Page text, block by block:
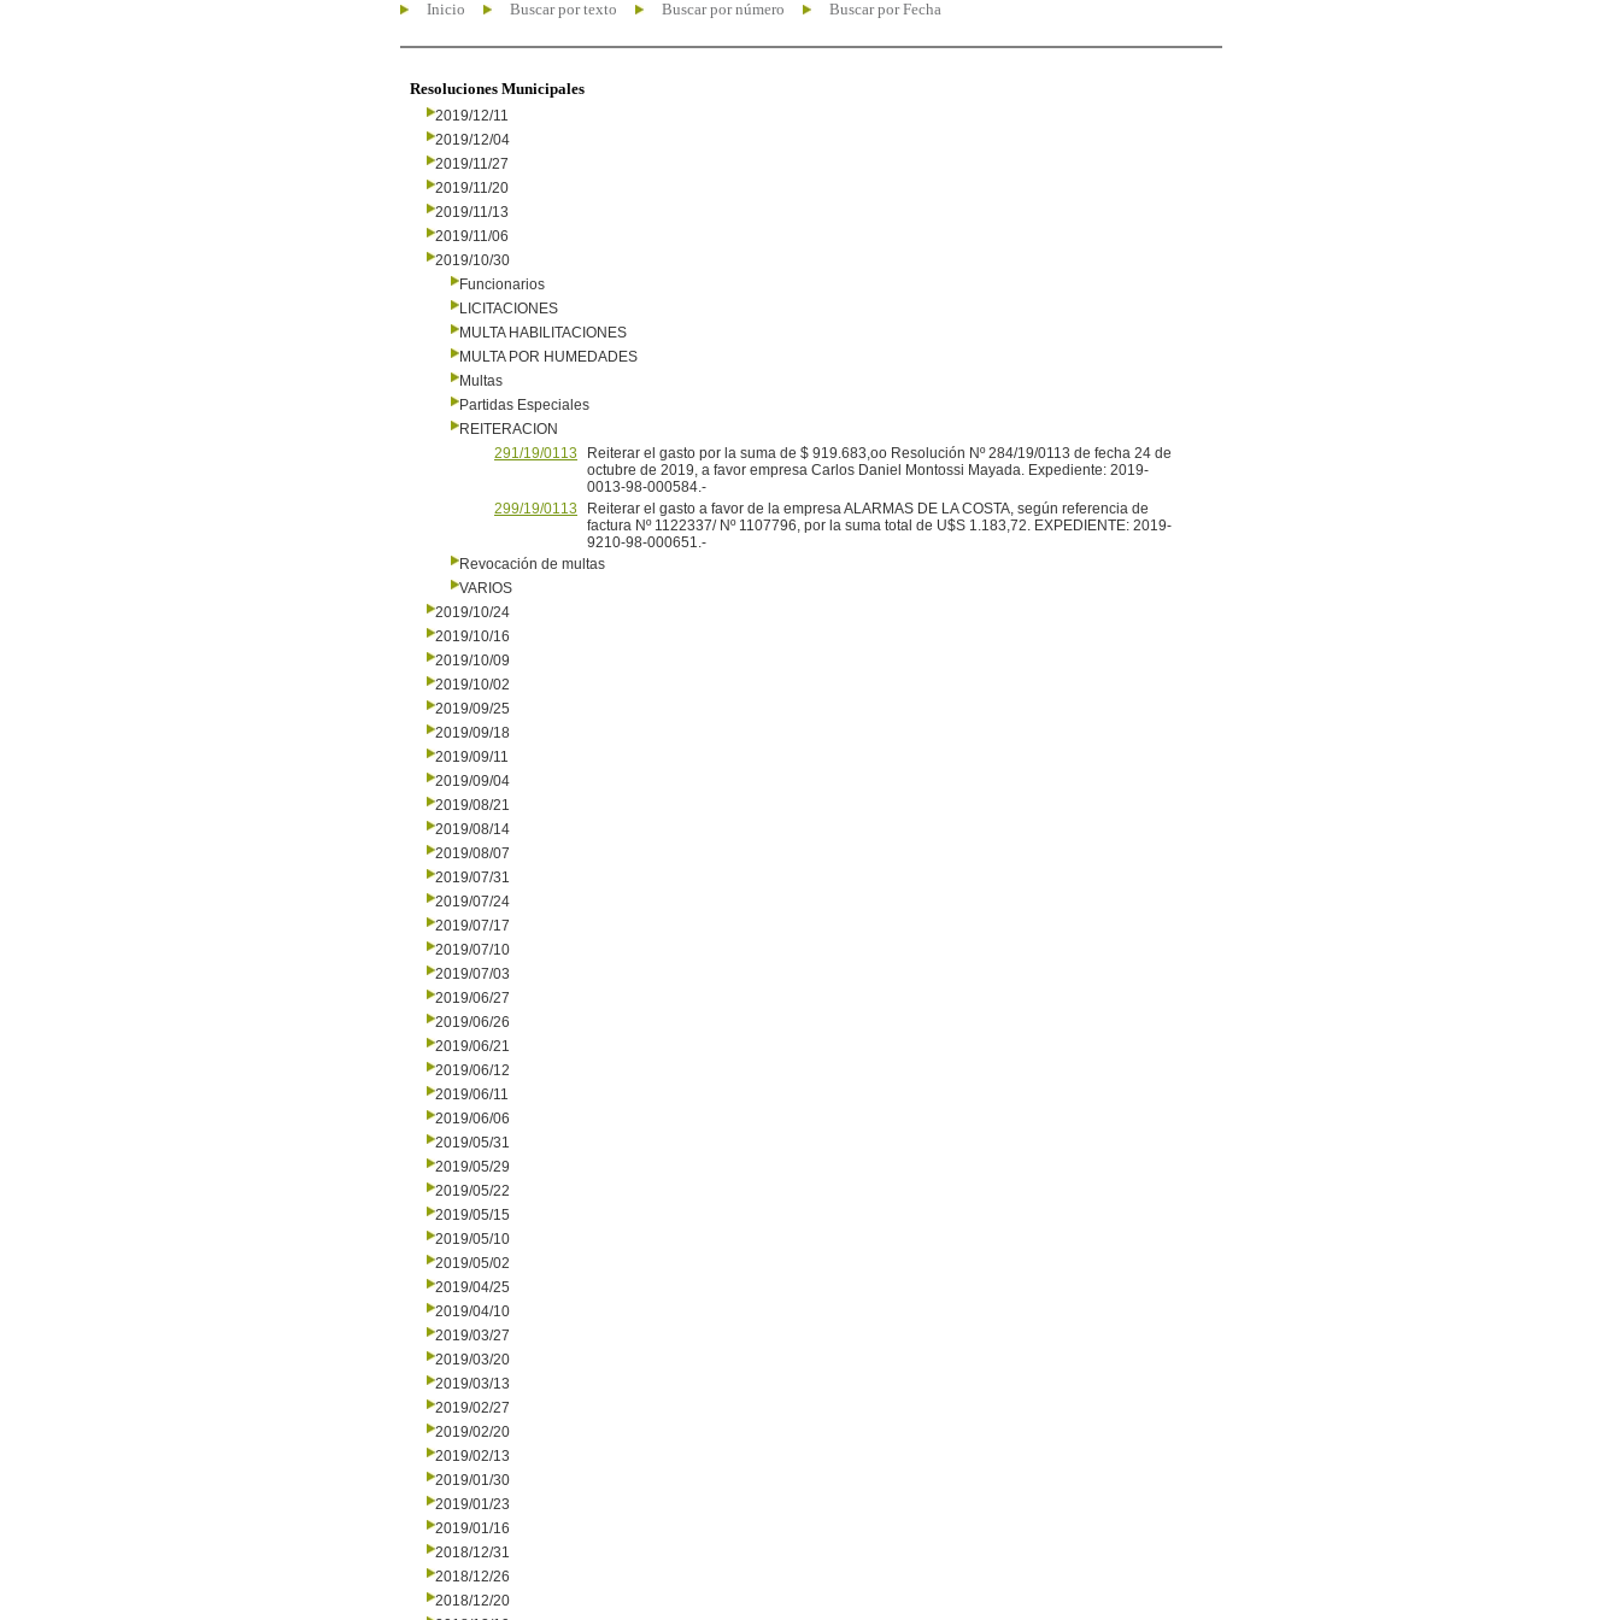
Inicio Buscar por texto Buscar por número Buscar por Fecha
Resoluciones Municipales
2019/12/11
2019/12/04
2019/11/27
2019/11/20
2019/11/13
2019/11/06
2019/10/30
Funcionarios
LICITACIONES
MULTA HABILITACIONES
MULTA POR HUMEDADES
Multas
Partidas Especiales
REITERACION
291/19/0113
Reiterar el gasto por la suma de $ 919.683,oo Resolución Nº 284/19/0113 de fecha 24 de
octubre de 2019, a favor empresa Carlos Daniel Montossi Mayada. Expediente: 2019-
0013-98-000584.-
299/19/0113
Reiterar el gasto a favor de la empresa ALARMAS DE LA COSTA, según referencia de
factura Nº 1122337/ Nº 1107796, por la suma total de U$S 1.183,72. EXPEDIENTE: 2019-
9210-98-000651.-
Revocación de multas
VARIOS
2019/10/24
2019/10/16
2019/10/09
2019/10/02
2019/09/25
2019/09/18
2019/09/11
2019/09/04
2019/08/21
2019/08/14
2019/08/07
2019/07/31
2019/07/24
2019/07/17
2019/07/10
2019/07/03
2019/06/27
2019/06/26
2019/06/21
2019/06/12
2019/06/11
2019/06/06
2019/05/31
2019/05/29
2019/05/22
2019/05/15
2019/05/10
2019/05/02
2019/04/25
2019/04/10
2019/03/27
2019/03/20
2019/03/13
2019/02/27
2019/02/20
2019/02/13
2019/01/30
2019/01/23
2019/01/16
2018/12/31
2018/12/26
2018/12/20